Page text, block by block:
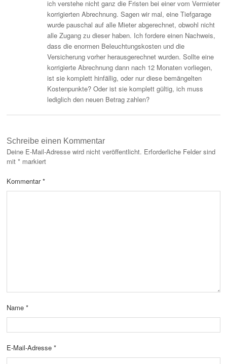
ich verstehe nicht ganz die Fristen bei einer vom Vermieter
korrigierten Abrechnung. Sagen wir mal, eine Tiefgarage
wurde pauschal auf alle Mieter abgerechnet, obwohl nicht
alle Zugang zu dieser haben. Ich fordere einen Nachweis,
dass die enormen Beleuchtungskosten und die
Versicherung vorher herausgerechnet wurden. Sollte eine
korrigierte Abrechnung dann nach 12 Monaten vorliegen,
ist sie komplett hinfällig, oder nur diese bemängelten
Kostenpunkte? Oder ist sie komplett gültig, ich muss
lediglich den neuen Betrag zahlen?
Schreibe einen Kommentar
Deine E-Mail-Adresse wird nicht veröffentlicht. Erforderliche Felder sind
mit * markiert
Kommentar*
Name *
E-Mail-Adresse *